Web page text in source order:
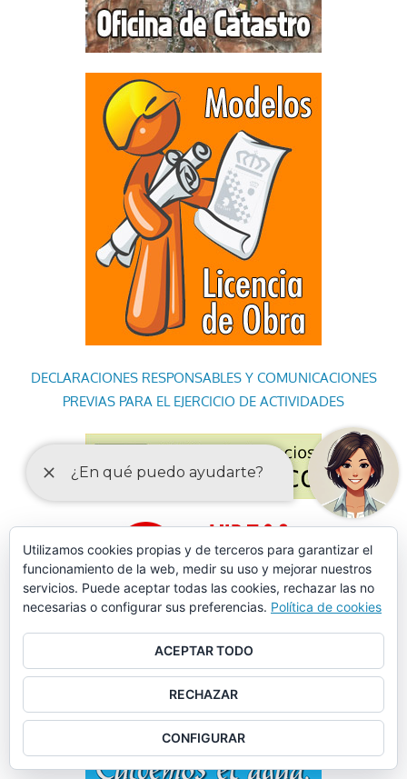
DECLARACIONES RESPONSABLES Y COMUNICACIONES
PREVIAS PARA EL EJERCICIO DE ACTIVIDADES
Utilizamos cookies propias y de terceros para garantizar el
funcionamiento de la web, medir su uso y mejorar nuestros
servicios. Puede aceptar todas las cookies, rechazar las no
necesarias o configurar sus preferencias. Política de cookies
ACEPTAR TODO
RECHAZAR
CONFIGURAR